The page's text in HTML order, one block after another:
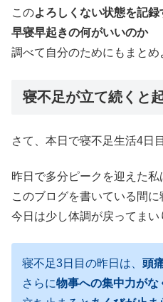
このよろしくない状態を記録
早寝早起きの何がいいのか
調べて自分のためにもまとめ
寝不足が立て続くと
さて、本日で寝不足生活4日
昨日で多分ピークを迎えた私
このブログを書いている間に
今日は少し体調が戻ってまい
寝不足3日目の昨日は、 頭
さらに物事への集中力がな